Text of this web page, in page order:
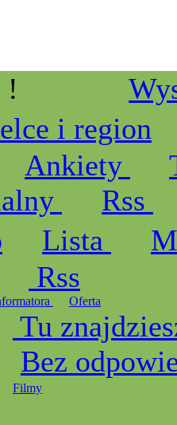
!
i region
Ankiety
Rss
Lista
Rss
Oferta
Tu
Bez
Filmy